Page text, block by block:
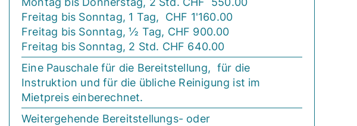
Freitag bis Sonntag, 1 Tag, CHF 1'160.00
Freitag bis Sonntag, ½ Tag, CHF 900.00
Freitag bis Sonntag, 2 Std. CHF 640.00
Eine Pauschale für die Bereitstellung, für die
Instruktion und für die übliche Reinigung ist im
Mietpreis einberechnet.
Weitergehende Bereitstellungs- oder